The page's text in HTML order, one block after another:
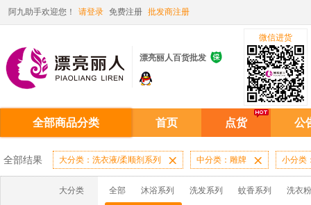
阿九助手欢迎您！ 请登录 免费注册 批发商注册
漂亮丽人百货批发 
微信进货
全部商品分类 首页 点货 公
全部结果 大分类：洗衣液/柔顺剂系列  中分类：雕牌  小分类
大分类 全部 沐浴系列 洗发系列 蚊香系列 洗衣